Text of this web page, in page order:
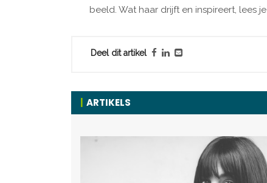
beeld. Wat haar drijft en inspireert, lees je
Deel dit artikel
ARTIKELS